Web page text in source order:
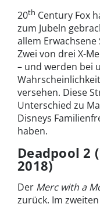
20th Century Fox
zum Jubeln
allem
Zwei von drei X-
– und werden bei
versehen. Diese
Unterschied zu
Disneys
haben.
Deadpool 2
2018)
Der Merc with a
zurück. Im